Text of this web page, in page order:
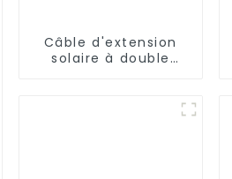
Câble d'extension
solaire à double